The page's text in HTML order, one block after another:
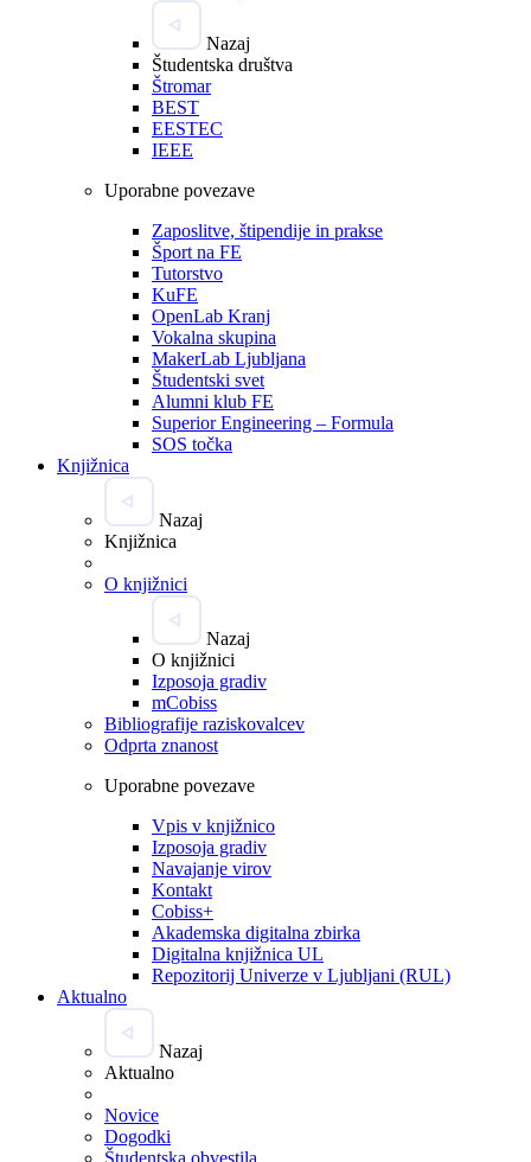
Nazaj
Študentska društva
Štromar
BEST
EESTEC
IEEE
Uporabne povezave
Zaposlitve, štipendije in prakse
Šport na FE
Tutorstvo
KuFE
OpenLab Kranj
Vokalna skupina
MakerLab Ljubljana
Študentski svet
Alumni klub FE
Superior Engineering – Formula
SOS točka
Knjižnica
Nazaj
Knjižnica
O knjižnici
Nazaj
O knjižnici
Izposoja gradiv
mCobiss
Bibliografije raziskovalcev
Odprta znanost
Uporabne povezave
Vpis v knjižnico
Izposoja gradiv
Navajanje virov
Kontakt
Cobiss+
Akademska digitalna zbirka
Digitalna knjižnica UL
Repozitorij Univerze v Ljubljani (RUL)
Aktualno
Nazaj
Aktualno
Novice
Dogodki
Študentska obvestila